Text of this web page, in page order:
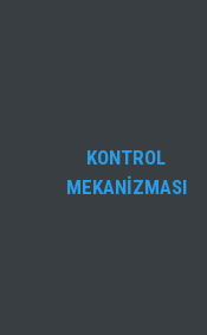
KONTROL
MEKANİZMASI